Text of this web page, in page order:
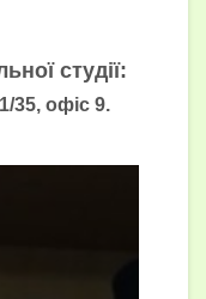
студії:
35, офіс 9.